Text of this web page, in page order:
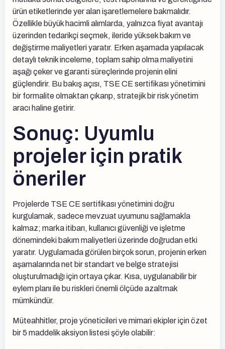
ürün etiketlerinde yer alan işaretlemelere bakmalıdır.
Özellikle büyük hacimli alımlarda, yalnızca fiyat avantajı
üzerinden tedarikçi seçmek, ileride yüksek bakım ve
değiştirme maliyetleri yaratır. Erken aşamada yapılacak
detaylı teknik inceleme, toplam sahip olma maliyetini
aşağı çeker ve garanti süreçlerinde projenin elini
güçlendirir. Bu bakış açısı, TSE CE sertifikası yönetimini
bir formalite olmaktan çıkarıp, stratejik bir risk yönetim
aracı haline getirir.
Sonuç: Uyumlu
projeler için pratik
öneriler
Projelerde TSE CE sertifikası yönetimini doğru
kurgulamak, sadece mevzuat uyumunu sağlamakla
kalmaz; marka itibarı, kullanıcı güvenliği ve işletme
dönemindeki bakım maliyetleri üzerinde doğrudan etki
yaratır. Uygulamada görülen birçok sorun, projenin erken
aşamalarında net bir standart ve belge stratejisi
oluşturulmadığı için ortaya çıkar. Kısa, uygulanabilir bir
eylem planı ile bu riskleri önemli ölçüde azaltmak
mümkündür.
Müteahhitler, proje yöneticileri ve mimari ekipler için özet
bir 5 maddelik aksiyon listesi şöyle olabilir: